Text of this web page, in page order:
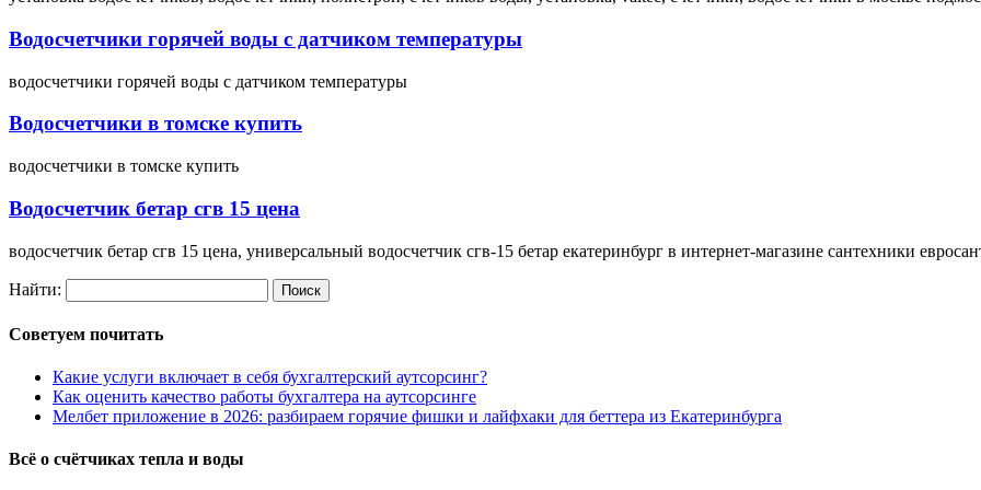
Водосчетчики горячей воды с датчиком температуры
водосчетчики горячей воды с датчиком температуры
Водосчетчики в томске купить
водосчетчики в томске купить
Водосчетчик бетар сгв 15 цена
водосчетчик бетар сгв 15 цена, универсальный водосчетчик сгв-15 бетар екатеринбург в интернет-магазине сантехники
Найти:
Советуем почитать
Какие услуги включает в себя бухгалтерский аутсорсинг?
Как оценить качество работы бухгалтера на аутсорсинге
Мелбет приложение в 2026: разбираем горячие фишки и лайфхаки для беттера из Екатеринбурга
Всё о счётчиках тепла и воды